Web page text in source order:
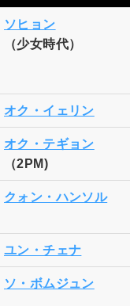
ソヒョン
（少女時代）
オク・イェリン
オク・テギョン
（2PM)
クォン・ハンソル
ユン・チェナ
ソ・ボムジュン